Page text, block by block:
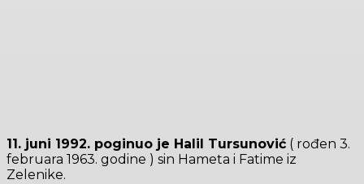
11. juni 1992. poginuo je Halil Tursunović ( rođen 3.
februara 1963. godine ) sin Hameta i Fatime iz
Zelenike.